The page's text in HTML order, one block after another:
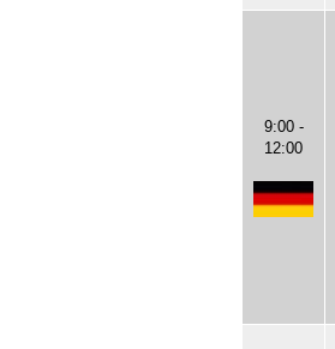
9:00 -
12:00